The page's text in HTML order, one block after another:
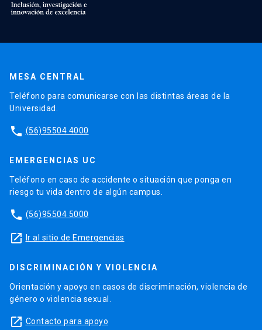
MESA CENTRAL
Teléfono para comunicarse con las distintas áreas de la
Universidad.
phone (56)95504 4000
EMERGENCIAS UC
Teléfono en caso de accidente o situación que ponga en
riesgo tu vida dentro de algún campus.
phone (56)95504 5000
launch Ir al sitio de Emergencias
DISCRIMINACIÓN Y VIOLENCIA
Orientación y apoyo en casos de discriminación, violencia de
género o violencia sexual.
launch Contacto para apoyo